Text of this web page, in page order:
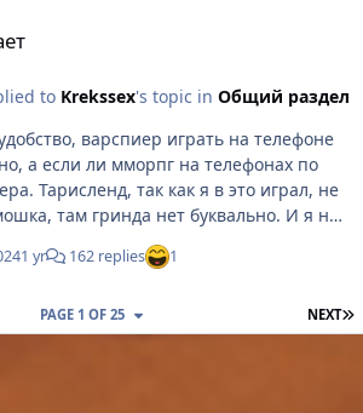
to Krekssex's topic in Общий раздел
варспиер играть на телефоне
а если ли мморпг на телефонах по
играл, не
там гринда нет буквально. И я не
а про линейку, тут я опечатался.
1 yr 162 replies 1
NEXT
PAGE 1 OF 25